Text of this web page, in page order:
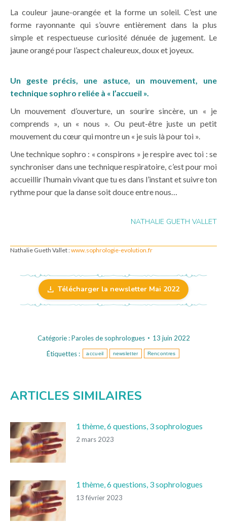
La couleur jaune-orangée et la forme un soleil. C’est une
forme rayonnante qui s’ouvre entièrement dans la plus
simple et respectueuse curiosité dénuée de jugement. Le
jaune orangé pour l’aspect chaleureux, doux et joyeux.
Un geste précis, une astuce, un mouvement, une
technique sophro reliée à « l’accueil ».
Un mouvement d’ouverture, un sourire sincère, un « je
comprends », un « nous ». Ou peut-être juste un petit
mouvement du cœur qui montre un « je suis là pour toi ».
Une technique sophro : « conspirons » je respire avec toi : se
synchroniser dans une technique respiratoire, c’est pour moi
accueillir l’humain vivant que tu es dans l’instant et suivre ton
rythme pour que la danse soit douce entre nous…
NATHALIE GUETH VALLET
Nathalie Gueth Vallet :www.sophrologie-evolution.fr
Télécharger la newsletter Mai 2022
Catégorie :Paroles de sophrologues
13 juin 2022
Étiquettes :
accueil newsletter Rencontres
ARTICLES SIMILAIRES
1 thème, 6 questions, 3 sophrologues
2 mars 2023
1 thème, 6 questions, 3 sophrologues
13 février 2023